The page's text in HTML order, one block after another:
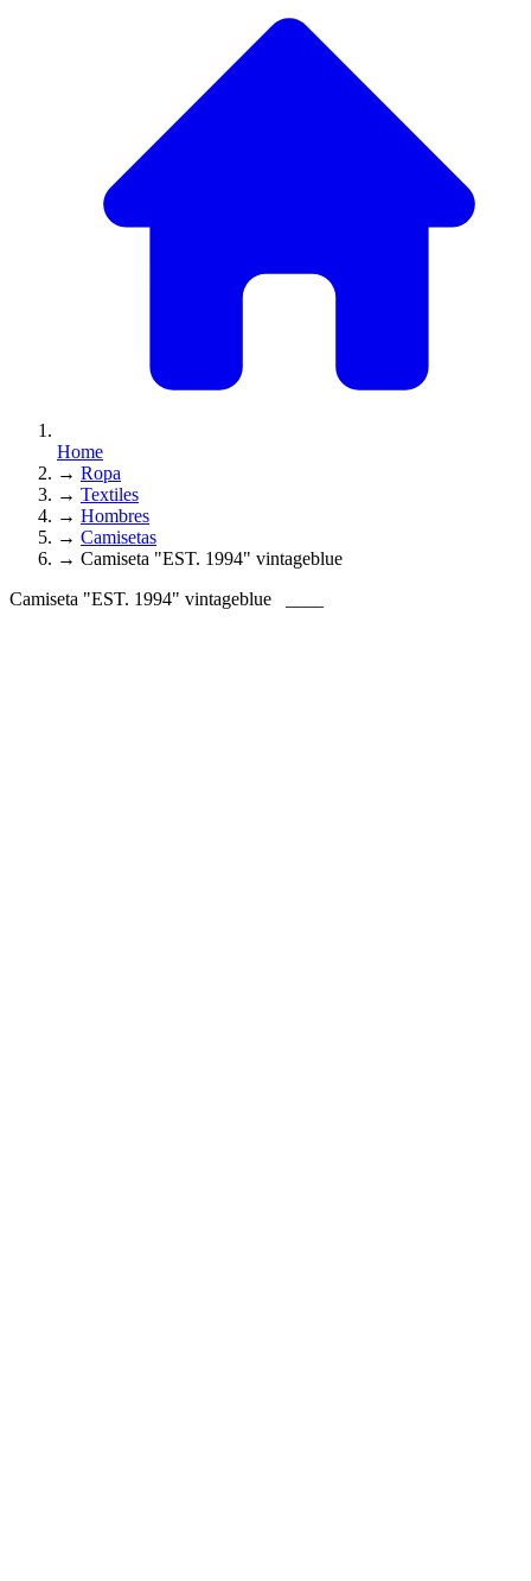
Home
→ Ropa
→ Textiles
→ Hombres
→ Camisetas
→ Camiseta "EST. 1994" vintageblue
Camiseta "EST. 1994" vintageblue